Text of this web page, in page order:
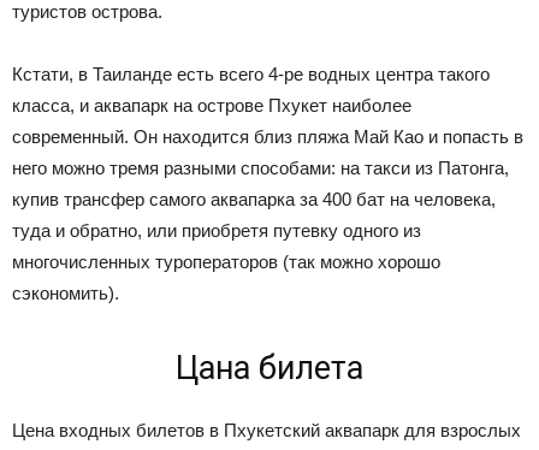
туристов острова.
Кстати, в Таиланде есть всего 4-ре водных центра такого
класса, и аквапарк на острове Пхукет наиболее
современный. Он находится близ пляжа Май Као и попасть в
него можно тремя разными способами: на такси из Патонга,
купив трансфер самого аквапарка за 400 бат на человека,
туда и обратно, или приобретя путевку одного из
многочисленных туроператоров (так можно хорошо
сэкономить).
Цана билета
Цена входных билетов в Пхукетский аквапарк для взрослых